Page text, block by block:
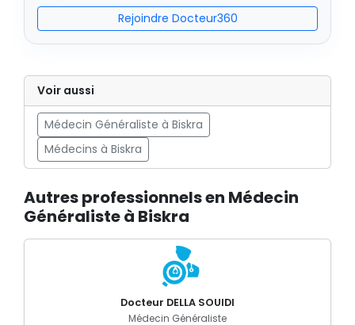
Rejoindre Docteur360
Voir aussi
Médecin Généraliste à Biskra
Médecins à Biskra
Autres professionnels en Médecin
Généraliste à Biskra
Docteur DELLA SOUIDI
Médecin Généraliste